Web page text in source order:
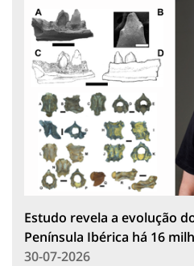
Estudo revela a evolução
Península Ibérica há 16
30-07-2026